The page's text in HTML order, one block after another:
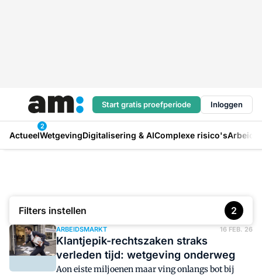
Start gratis proefperiode Inloggen
Actueel
2
WetgevingDigitalisering & AIComplexe risico's
Filters instellen 2
ARBEIDSMARKT 16 FEB. 26
Klantjepik-rechtszaken straks
verleden tijd: wetgeving onderweg
Aon eiste miljoenen maar ving onlangs bot bij